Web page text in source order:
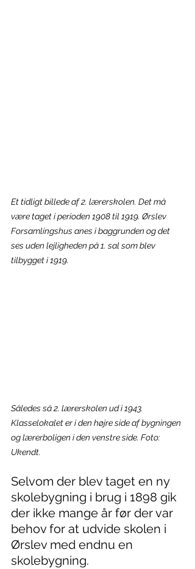
Et tidligt billede af 2. lærerskolen. Det må
være taget i perioden 1908 til 1919. Ørslev
Forsamlingshus anes i baggrunden og det
ses uden lejligheden på 1. sal som blev
tilbygget i 1919.
Således så 2. lærerskolen ud i 1943.
Klasselokalet er i den højre side af bygningen
og lærerboligen i den venstre side. Foto:
Ukendt.
Selvom der blev taget en ny
skolebygning i brug i 1898 gik
der ikke mange år før der var
behov for at udvide skolen i
Ørslev med endnu en
skolebygning.